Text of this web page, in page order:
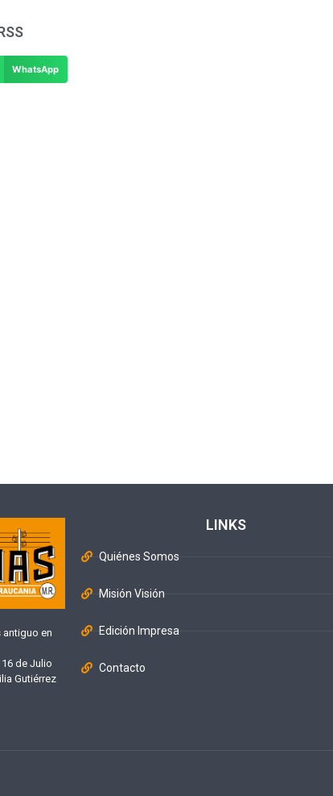
WhatsApp
en
de Julio
Gutiérrez
LINKS
Quiénes Somos
Misión Visión
Edición Impresa
Contacto